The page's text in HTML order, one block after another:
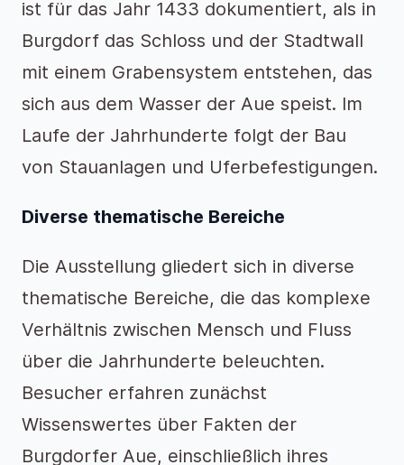
ist für das Jahr 1433 dokumentiert, als in
Burgdorf das Schloss und der Stadtwall
mit einem Grabensystem entstehen, das
sich aus dem Wasser der Aue speist. Im
Laufe der Jahrhunderte folgt der Bau
von Stauanlagen und Uferbefestigungen.
Diverse thematische Bereiche
Die Ausstellung gliedert sich in diverse
thematische Bereiche, die das komplexe
Verhältnis zwischen Mensch und Fluss
über die Jahrhunderte beleuchten.
Besucher erfahren zunächst
Wissenswertes über Fakten der
Burgdorfer Aue, einschließlich ihres